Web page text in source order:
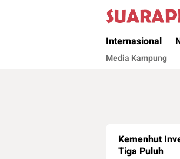
Suara Pecari
Suara Pencerahan
Internasional
Media Kampung
Kemenhut
Tiga Puluh